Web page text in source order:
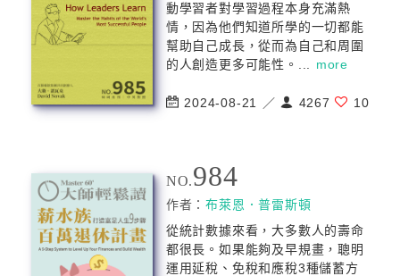
動學習者對學習過程本身充滿熱
情，因為他們知道所學的一切都能
幫助自己成長，從而為自己和周圍
的人創造更多可能性。... more
2024-08-21 ／ 4267 10
NO.984
作者：布萊恩．普雷斯頓
從統計數據來看，大多數人的壽命
都很長。如果能夠及早規畫，聰明
運用延稅、免稅和應稅3種儲蓄方